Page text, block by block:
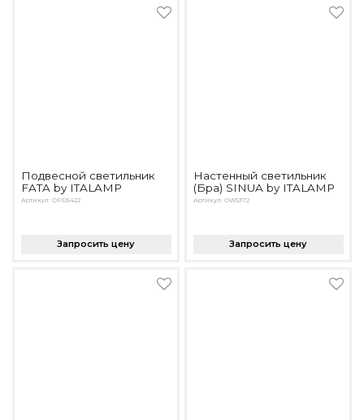
Подвесной светильник
FATA by ITALAMP
Артикул: OPD5422
Запросить цену
Настенный светильник
(Бра) SINUA by ITALAMP
Артикул: OW5372
Запросить цену